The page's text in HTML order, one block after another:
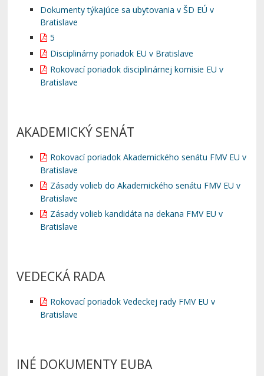
Dokumenty týkajúce sa ubytovania v ŠD EÚ v
Bratislave
5
Disciplinárny poriadok EU v Bratislave
Rokovací poriadok disciplinárnej komisie EU v
Bratislave
AKADEMICKÝ SENÁT
Rokovací poriadok Akademického senátu FMV EU v
Bratislave
Zásady volieb do Akademického senátu FMV EU v
Bratislave
Zásady volieb kandidáta na dekana FMV EU v
Bratislave
VEDECKÁ RADA
Rokovací poriadok Vedeckej rady FMV EU v
Bratislave
INÉ DOKUMENTY EUBA